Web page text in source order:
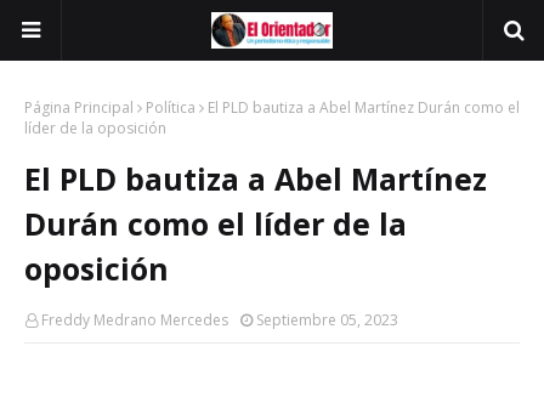
Página Principal Política
El PLD bautiza a Abel Martínez Durán como el
líder de la oposición
El PLD bautiza a Abel Martínez
Durán como el líder de la
oposición
Freddy Medrano Mercedes Septiembre 05, 2023